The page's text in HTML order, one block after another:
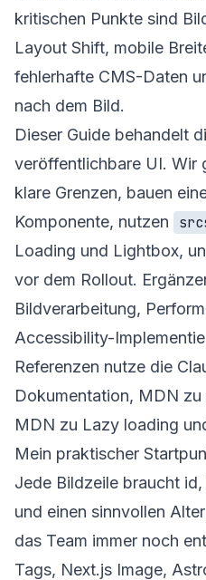
kritischen Punkte sind
Layout Shift, mobile
fehlerhafte CMS-Daten
nach dem Bild.
Dieser Guide behandelt
veröffentlichbare UI. Wir
klare Grenzen, bauen
Komponente, nutzen
Loading und Lightbox,
vor dem Rollout.
Bildverarbeitung,
Accessibility-
Referenzen nutze die
Dokumentation, MDN zu
MDN zu Lazy loading
Mein praktischer
Jede Bildzeile braucht
und einen sinnvollen
das Team immer noch
Tags, Next.js Image,